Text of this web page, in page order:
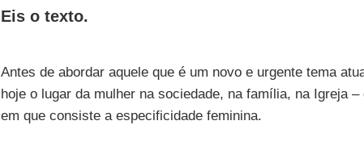
Eis o texto.
Antes de abordar aquele que é um novo e urgente tema
hoje o lugar da mulher na sociedade, na família, na Igreja
em que consiste a especificidade feminina.